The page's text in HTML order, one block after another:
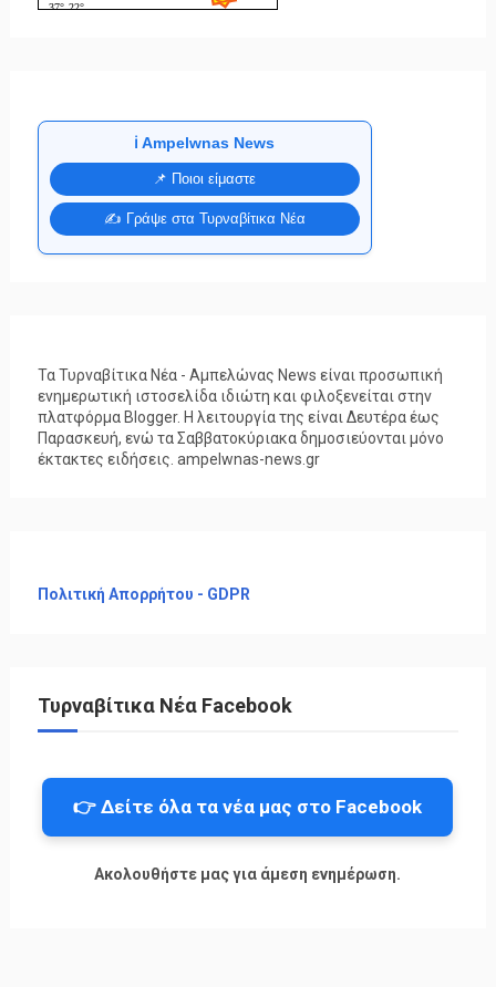
ℹ️ Ampelwnas News
📌 Ποιοι είμαστε
✍️ Γράψε στα Τυρναβίτικα Νέα
Τα Τυρναβίτικα Νέα - Αμπελώνας News είναι προσωπική
ενημερωτική ιστοσελίδα ιδιώτη και φιλοξενείται στην
πλατφόρμα Blogger. Η λειτουργία της είναι Δευτέρα έως
Παρασκευή, ενώ τα Σαββατοκύριακα δημοσιεύονται μόνο
έκτακτες ειδήσεις. ampelwnas-news.gr
Πολιτική Απορρήτου - GDPR
Τυρναβίτικα Νέα Facebook
👉 Δείτε όλα τα νέα μας στο Facebook
Ακολουθήστε μας για άμεση ενημέρωση.